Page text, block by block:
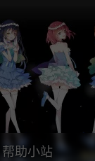
帮助小站